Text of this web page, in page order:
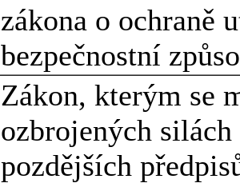
zákona o ochraně
bezpečnostní
Zákon, kterým se
ozbrojených
pozdějších